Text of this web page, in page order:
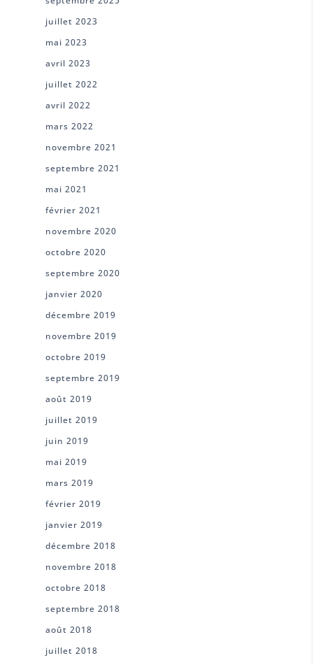
juillet 2023
mai 2023
avril 2023
juillet 2022
avril 2022
mars 2022
novembre 2021
septembre 2021
mai 2021
février 2021
novembre 2020
octobre 2020
septembre 2020
janvier 2020
décembre 2019
novembre 2019
octobre 2019
septembre 2019
août 2019
juillet 2019
juin 2019
mai 2019
mars 2019
février 2019
janvier 2019
décembre 2018
novembre 2018
octobre 2018
septembre 2018
août 2018
juillet 2018